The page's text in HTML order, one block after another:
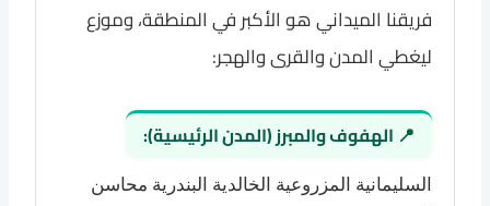
فريقنا الميداني هو الأكبر في المنطقة، وموزع
ليغطي المدن والقرى والهجر:
📍 الهفوف والمبرز (المدن الرئيسية):
السليمانية المزروعية الخالدية البندرية محاسن